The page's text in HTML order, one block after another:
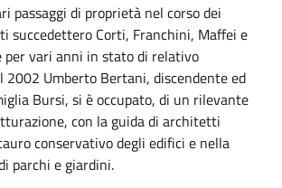
passaggi di proprietà nel corso dei
succedettero Corti, Franchini, Maffei e
per vari anni in stato di relativo
2002 Umberto Bertani, discendente ed
Bursi, si è occupato, di un rilevante
con la guida di architetti
conservativo degli edifici e nella
parchi e giardini.